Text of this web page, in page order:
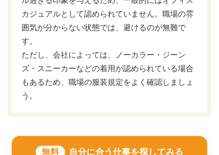
カジュアルとして認められていません。職場の雰
囲気が分からない状態では、避けるのが無難で
す。
ただし、会社によっては、ノーカラー・ジーン
ズ・スニーカーなどの着用が認められている場合
もあるため、職場の服装規定をよく確認しましょ
う。
無料 自分に合う仕事を探してみる